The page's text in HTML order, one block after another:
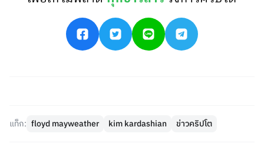
แท็ก: floyd mayweather kim kardashian ข่าวคริปโต